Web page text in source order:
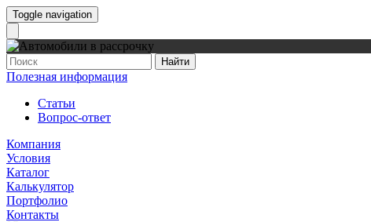
Toggle navigation
Найти
Полезная информация
Статьи
Вопрос-ответ
Компания
Условия
Каталог
Калькулятор
Портфолио
Контакты